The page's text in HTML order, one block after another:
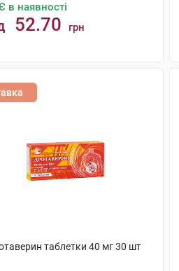
в наявності
52.70 грн
таблетки 40 мг 30 шт